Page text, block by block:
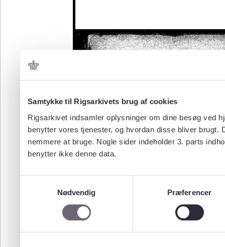
Samtykke til Rigsarkivets brug af cookies
Rigsarkivet indsamler oplysninger om dine besøg ved
benytter vores tjenester, og hvordan disse bliver
nemmere at bruge. Nogle sider indeholder 3. parts
benytter ikke denne data.
Nødvendig
Præferencer